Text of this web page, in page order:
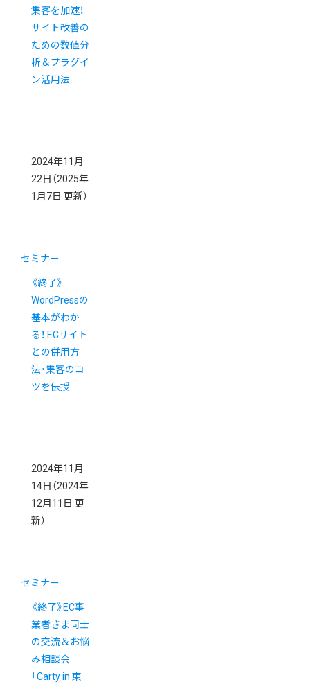
集客を加速！
サイト改善の
ための数値分
析＆プラグイ
ン活用法
2024年11月
22日 （2025年
1月7日 更新）
セミナー
《終了》
WordPressの
基本がわか
る！ ECサイト
との併用方
法・集客のコ
ツを伝授
2024年11月
14日 （2024年
12月11日 更
新）
セミナー
《終了》EC事
業者さま同士
の交流＆お悩
み相談会
「Carty in 東